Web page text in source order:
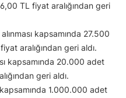
TL fiyat aralığından geri
kapsamında 27.500
aralığından geri aldı.
kapsamında 20.000 adet
geri aldı.
kapsamında 1.000.000 adet